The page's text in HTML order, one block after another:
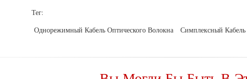
Тег:
Однорежимный Кабель Оптического Волокна Симплексный Кабель